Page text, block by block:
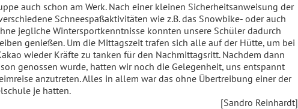
auch schon am Werk. Nach einer kleinen Sicherheitsanweisung der
Schneespaßaktivitäten wie z.B. das Snowbike- oder auch
jegliche Wintersportkenntnisse konnten unsere Schüler dadurch
genießen. Um die Mittagszeit trafen sich alle auf der Hütte, um bei
wieder Kräfte zu tanken für den Nachmittagsritt. Nachdem dann
genossen wurde, hatten wir noch die Gelegenheit, uns entspannt
anzutreten. Alles in allem war das ohne Übertreibung einer der
je hatten.
[Sandro Reinhardt]